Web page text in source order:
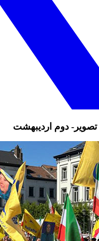
تصویر- دوم اردیبهشت